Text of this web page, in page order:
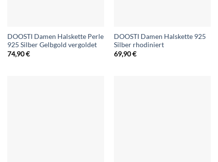
DOOSTI Damen Halskette Perle
925 Silber Gelbgold vergoldet
74,90€
DOOSTI Damen Halskette 925
Silber rhodiniert
69,90€